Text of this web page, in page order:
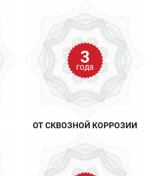
3
года
ОТ СКВОЗНОЙ КОРРОЗИИ